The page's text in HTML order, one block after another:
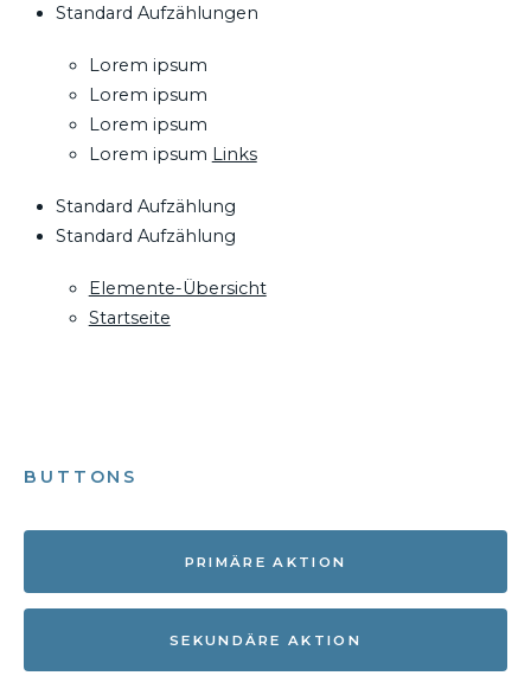
Standard Aufzählungen
Lorem ipsum
Lorem ipsum
Lorem ipsum
Lorem ipsum Links
Standard Aufzählung
Standard Aufzählung
Elemente-Übersicht
Startseite
BUTTONS
PRIMÄRE AKTION
SEKUNDÄRE AKTION